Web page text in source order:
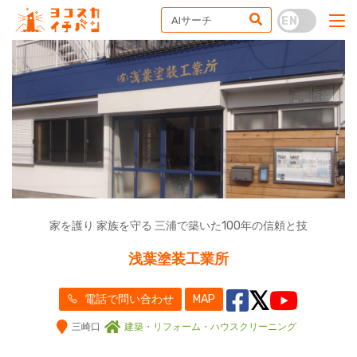
家を護り 家族を守る 三浦で築いた100年の信頼と技
浅葉塗装工業所
電話で問い合わせ MAP
三崎口 建築・リフォーム・ハウスクリーニング